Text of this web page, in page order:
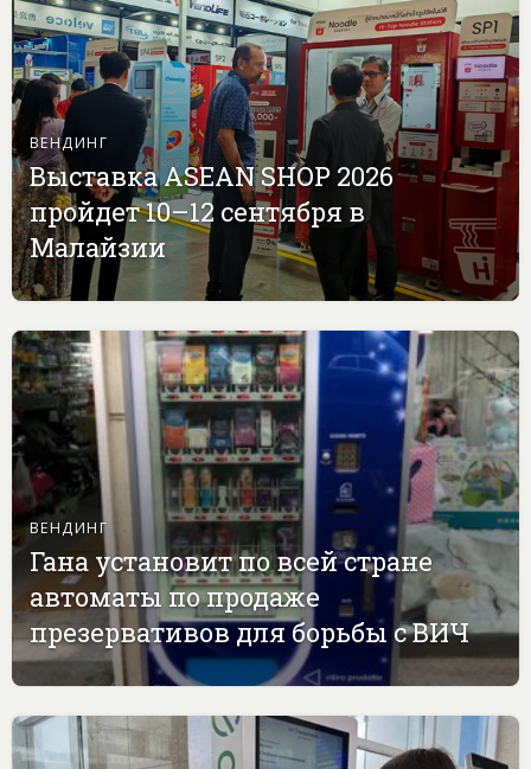
ВЕНДИНГ
Выставка ASEAN SHOP 2026
пройдет 10–12 сентября в
Малайзии
ВЕНДИНГ
Гана установит по всей стране
автоматы по продаже
презервативов для борьбы с ВИЧ